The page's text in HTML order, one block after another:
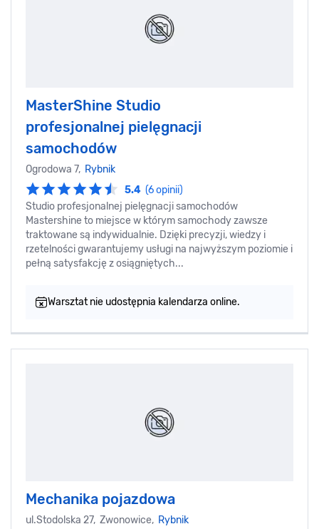
MasterShine Studio
profesjonalnej pielęgnacji
samochodów
Ogrodowa 7, Rybnik
5.4 (6 opinii)
Studio profesjonalnej pielęgnacji samochodów
Mastershine to miejsce w którym samochody zawsze
traktowane są indywidualnie. Dzięki precyzji, wiedzy i
rzetelności gwarantujemy usługi na najwyższym poziomie i
pełną satysfakcję z osiągniętych...
Warsztat nie udostępnia kalendarza online.
Mechanika pojazdowa
ul.Stodolska 27, Zwonowice, Rybnik